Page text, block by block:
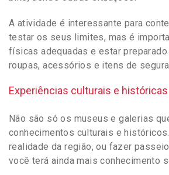
A atividade é interessante para
testar os seus limites, mas é
físicas adequadas e estar preparado
roupas, acessórios e itens de
Experiências culturais e históricas
Não são só os museus e galerias
conhecimentos culturais e
realidade da região, ou fazer
você terá ainda mais conhecimento